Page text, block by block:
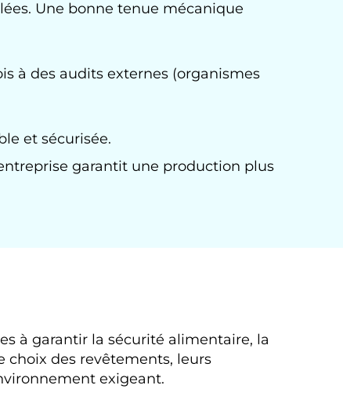
Une bonne tenue mécanique
à des audits externes (organismes
et sécurisée.
garantit une production plus
à garantir la sécurité alimentaire, la
choix des revêtements, leurs
exigeant.